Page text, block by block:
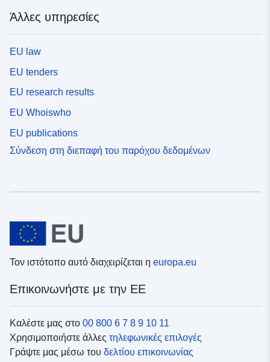
Άλλες υπηρεσίες
EU law
EU tenders
EU research results
EU Whoiswho
EU publications
Σύνδεση στη διεπαφή του παρόχου δεδομένων
Τον ιστότοπο αυτό διαχειρίζεται η europa.eu
Επικοινωνήστε με την ΕΕ
Καλέστε μας στο 00 800 6 7 8 9 10 11
Χρησιμοποιήστε άλλες τηλεφωνικές επιλογές
Γράψτε μας μέσω του δελτίου επικοινωνίας